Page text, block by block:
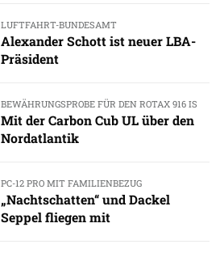
LUFTFAHRT-BUNDESAMT
Alexander Schott ist neuer LBA-
Präsident
BEWÄHRUNGSPROBE FÜR DEN ROTAX 916 IS
Mit der Carbon Cub UL über den
Nordatlantik
PC-12 PRO MIT FAMILIENBEZUG
„Nachtschatten“ und Dackel
Seppel fliegen mit